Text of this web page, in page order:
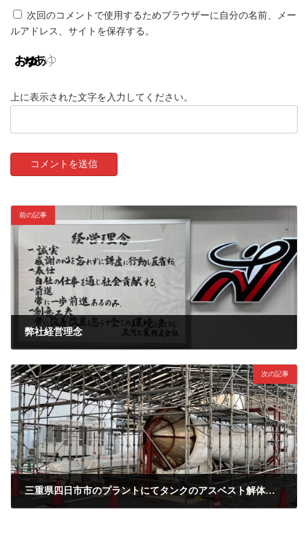
次回のコメントで使用するためブラウザーに自分の名前、メー
ルアドレス、サイトを保存する。
上に表示された文字を入力してください。
前の記事
弊社経営理念
次の記事
三重県四日市市のプラントにてタンクのアスベスト解体用ステージと養生の足場工事を行いました